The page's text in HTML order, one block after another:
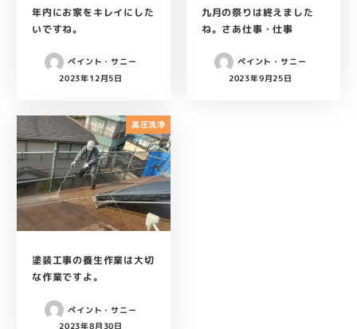
年内にお家をキレイにした
いですね。
ペイント・サニー
投稿日
2023年12月5日
九月の祭りは終えました
ね。さあ仕事・仕事
ペイント・サニー
投稿日
2023年9月25日
高圧洗浄
塗装工事の養生作業は大切
な作業ですよ。
ペイント・サニー
2023年8月30日